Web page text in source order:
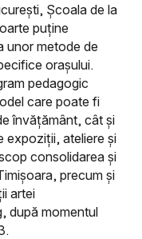
Școala de la
puține
unor metode de
orașului.
pedagogic
care poate fi
învățământ, cât și
expoziții, ateliere și
consolidarea și
precum și
artei
după momentul